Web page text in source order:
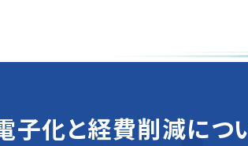
子化と経費削減につ